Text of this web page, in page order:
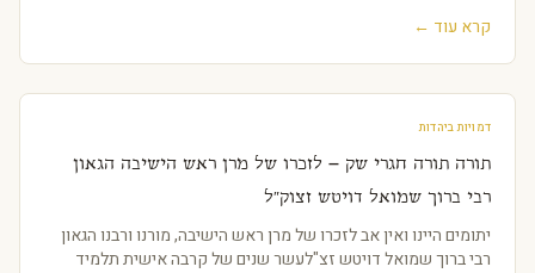
קרא עוד ←
דמויות ביהדות
תורה תורה חגרי שק – לזכרו של מרן ראש הישיבה הגאון
רבי ברוך שמואל דויטש זצוק"ל
יתומים היינו ואין אב לזכרו של מרן ראש הישיבה, מורנו ורבנו הגאון
רבי ברוך שמואל דויטש זצ"לעשר שנים של קרבה אישית תלמיד